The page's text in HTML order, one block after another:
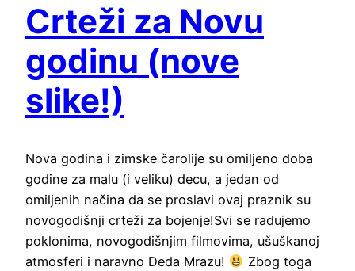
Crteži za Novu
godinu (nove
slike!)
Nova godina i zimske čarolije su omiljeno doba
godine za malu (i veliku) decu, a jedan od
omiljenih načina da se proslavi ovaj praznik su
novogodišnji crteži za bojenje!Svi se radujemo
poklonima, novogodišnjim filmovima, ušuškanoj
atmosferi i naravno Deda Mrazu!
Zbog toga